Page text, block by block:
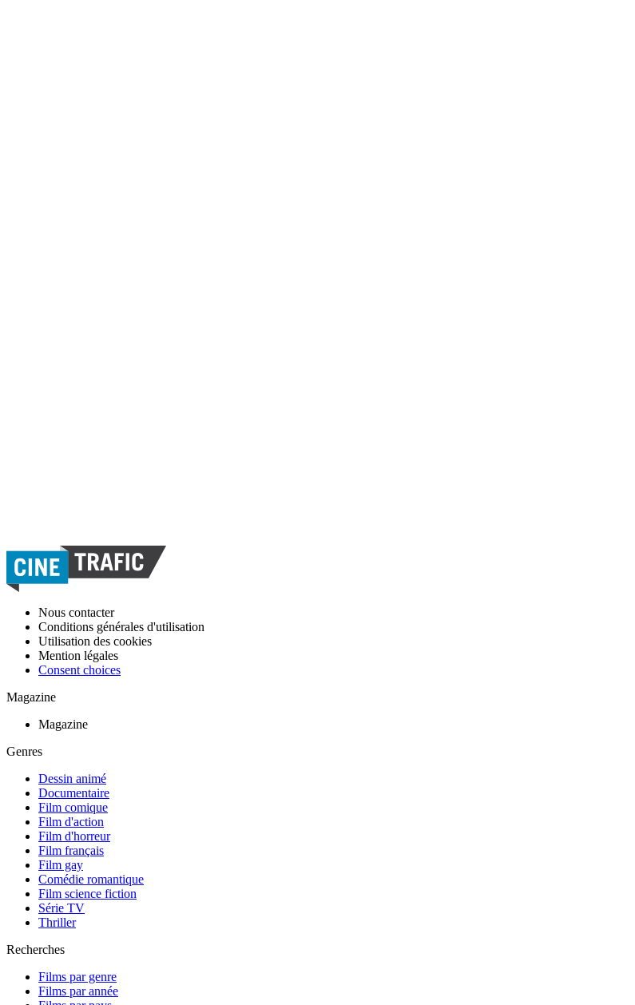
Nous contacter
Conditions générales d'utilisation
Utilisation des cookies
Mention légales
Consent choices
Magazine
Magazine
Genres
Dessin animé
Documentaire
Film comique
Film d'action
Film d'horreur
Film français
Film gay
Comédie romantique
Film science fiction
Série TV
Thriller
Recherches
Films par genre
Films par année